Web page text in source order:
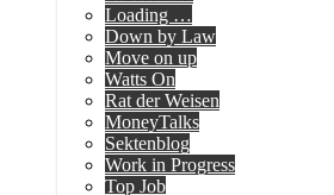
Loading …
Down by Law
Move on up
Watts On
Rat der Weisen
MoneyTalks
Sektenblog
Work in Progress
Top Job